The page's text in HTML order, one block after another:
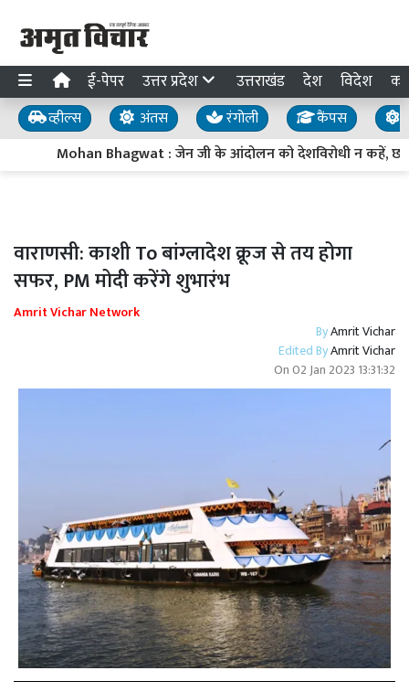
ई-पेपर उत्तर प्रदेश उत्तराखंड देश विदेश
व्हील्स अंतस रंगोली कैंपस
Mohan Bhagwat : जेन जी के आंदोलन को देशविरोधी न कहें,
वाराणसी: काशी To बांग्लादेश क्रूज से तय होगा
सफर, PM मोदी करेंगे शुभारंभ
Amrit Vichar Network
ByAmrit Vichar
Edited ByAmrit Vichar
On02 Jan 2023 13:31:32